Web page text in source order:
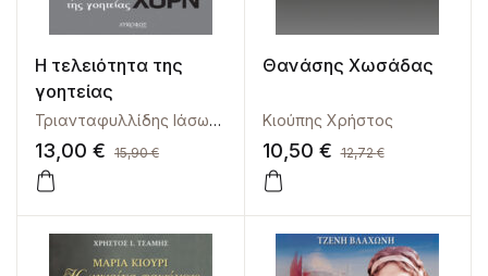
Η τελειότητα της
γοητείας
Τριανταφυλλίδης Ιάσωνας
13,00 € 15,90€
Θανάσης Χωσάδας
Κιούπης Χρήστος
10,50 € 12,72€